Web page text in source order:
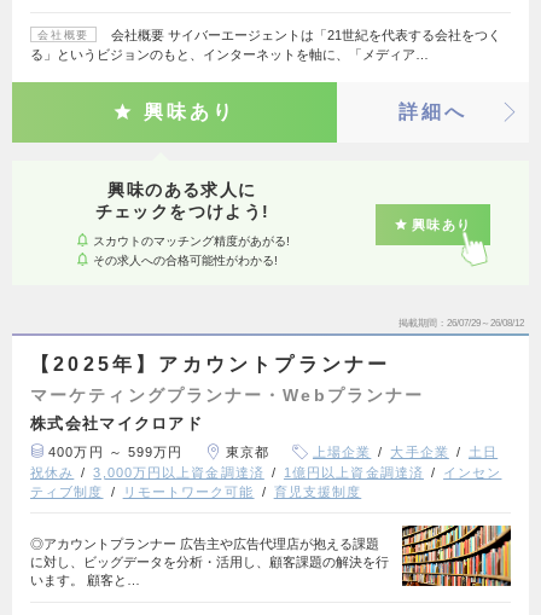
会社概要
会社概要 サイバーエージェントは「21世紀を代表する会社をつく
る」というビジョンのもと、インターネットを軸に、「メディア…
興味あり 詳細へ
興味のある求人に
チェックをつけよう!
スカウトのマッチング精度があがる!
その求人への合格可能性がわかる!
興味あり
掲載期間 26/07/29～26/08/12
【2025年】アカウントプランナー
マーケティングプランナー・Webプランナー
株式会社マイクロアド
400万円 ～ 599万円 東京都 上場企業 大手企業
土日
祝休み
3,000万円以上資金調達済 1億円以上資金調達済
インセン
ティブ制度
リモートワーク可能 育児支援制度
◎アカウントプランナー 広告主や広告代理店が抱える課題
に対し、ビッグデータを分析・活用し、顧客課題の解決を行
います。 顧客と…